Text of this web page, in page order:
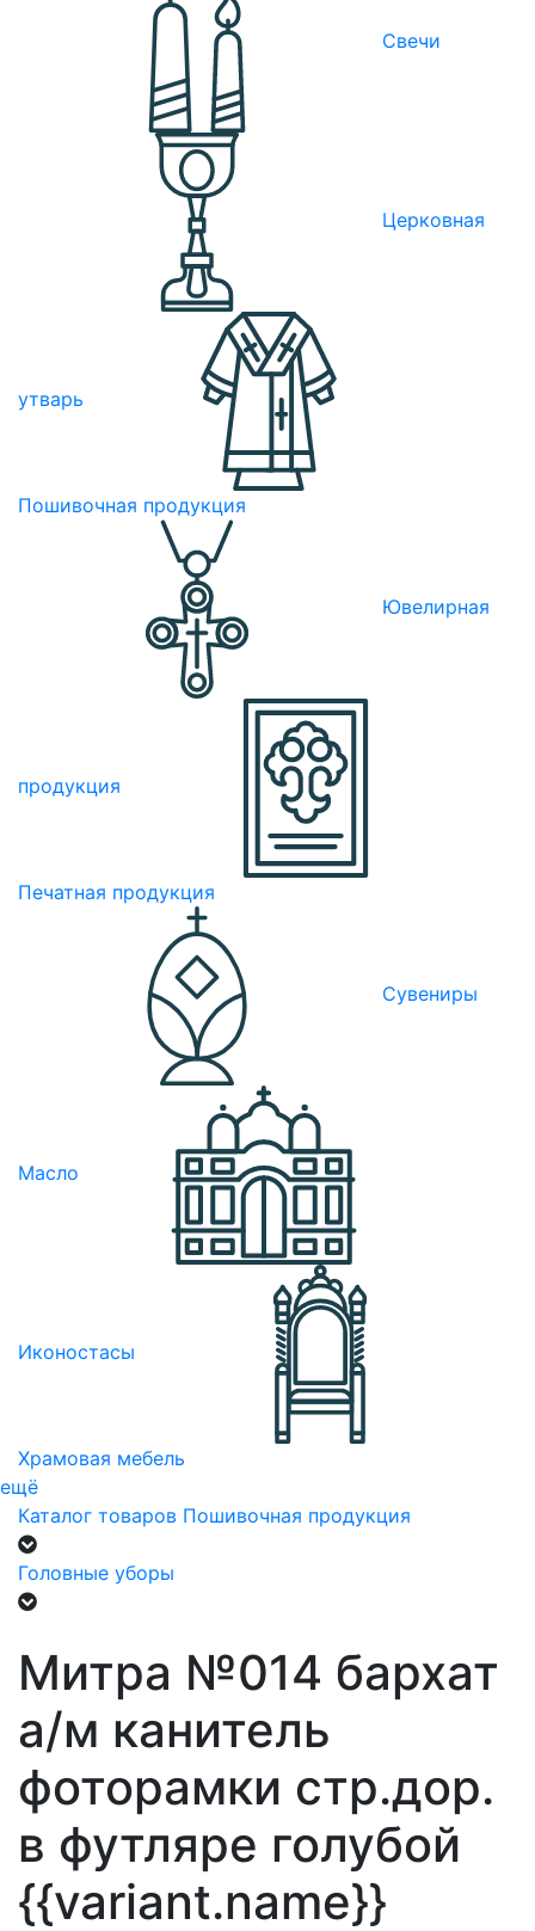
Свечи
Церковная
утварь
Пошивочная продукция
Ювелирная
продукция
Печатная продукция
Сувениры
Масло
Иконостасы
Храмовая мебель
ещё
Каталог товаров Пошивочная продукция
Головные уборы
Митра №014 бархат
а/м канитель
фоторамки стр.дор.
в футляре голубой
{{variant.name}}